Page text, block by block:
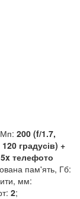
200 (f/1.7,
градусів) +
телефото
пам'ять, Гб:
мм:
2;